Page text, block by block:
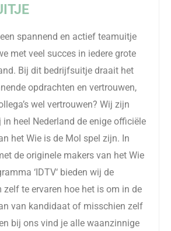
spannend en actief teamuitje
met veel succes in iedere grote
Bij dit bedrijfsuitje draait het
opdrachten en vertrouwen,
wel vertrouwen? Wij zijn
heel Nederland de enige officiële
het Wie is de Mol spel zijn. In
de originele makers van het Wie
‘IDTV‘ bieden wij de
te ervaren hoe het is om in de
van kandidaat of misschien zelf
bij ons vind je alle waanzinnige